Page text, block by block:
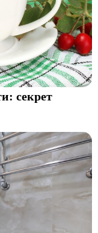
секрет